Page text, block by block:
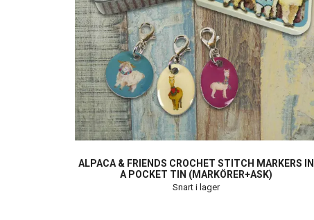
ALPACA & FRIENDS CROCHET STITCH MARKERS IN
A POCKET TIN (MARKÖRER+ASK)
Snart i lager